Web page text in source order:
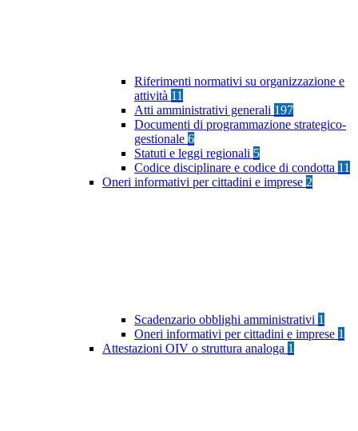
Riferimenti normativi su organizzazione e
attività 11
Atti amministrativi generali 197
Documenti di programmazione strategico-
gestionale 6
Statuti e leggi regionali 5
Codice disciplinare e codice di condotta 11
Oneri informativi per cittadini e imprese 2
Scadenzario obblighi amministrativi 1
Oneri informativi per cittadini e imprese 1
Attestazioni OIV o struttura analoga 1